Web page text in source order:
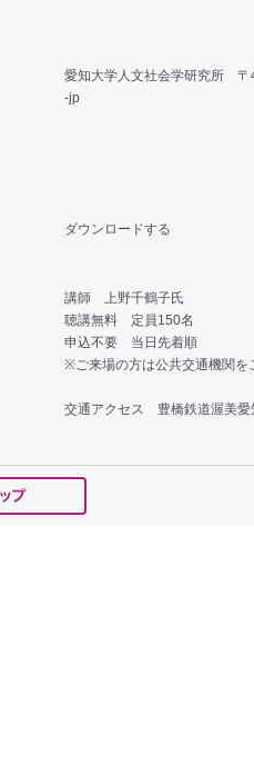
愛知大学人文社会学研究所
-jp
ダウンロードする
講師 上野千鶴子氏
聴講無料 定員150名
申込不要 当日先着順
※ご来場の方は公共交通機関を
交通アクセス 豊橋鉄道渥美愛